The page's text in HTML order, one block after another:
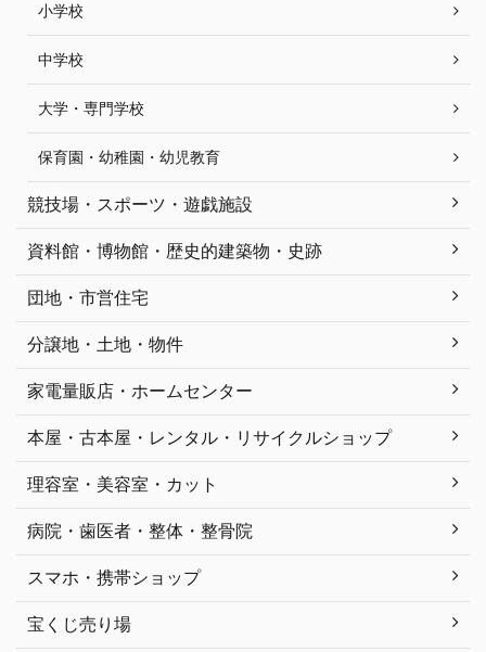
小学校
中学校
大学・専門学校
保育園・幼稚園・幼児教育
競技場・スポーツ・遊戯施設
資料館・博物館・歴史的建築物・史跡
団地・市営住宅
分譲地・土地・物件
家電量販店・ホームセンター
本屋・古本屋・レンタル・リサイクルショップ
理容室・美容室・カット
病院・歯医者・整体・整骨院
スマホ・携帯ショップ
宝くじ売り場